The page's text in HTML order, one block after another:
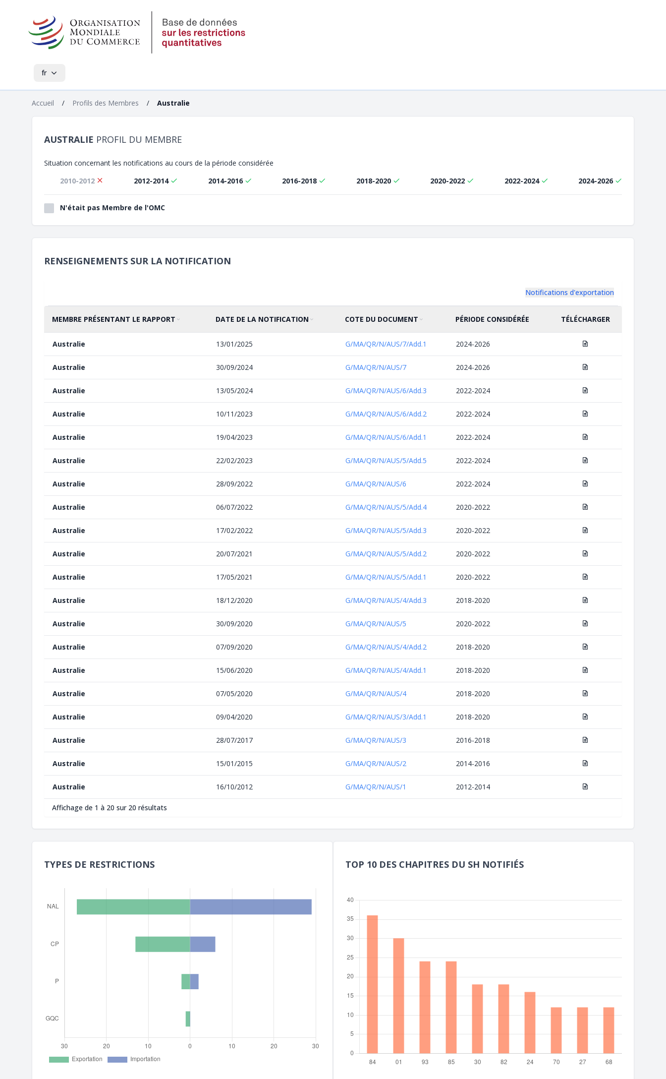
fr
Accueil / Profils des Membres / Australie
AUSTRALIE PROFIL DU MEMBRE
Situation concernant les notifications au cours de la période considérée
2010-2012
2012-2014 2014-2016 2016-2018 2018-2020 2020-2022 2022-2024 2024-2026
N'était pas Membre de l'OMC
RENSEIGNEMENTS SUR LA NOTIFICATION
Notifications d'exportation
TRIER PAR
MEMBRE PRÉSENTANT LE RAPPORT
CROISSANT TRIER PAR
DATE DE LA NOTIFICATION
CROISSANT TRIER PAR
COTE DU DOCUMENT
CROISSANT PÉRIODE CONSIDÉRÉE TÉLÉCHARGER
Australie 13/01/2025 G/MA/QR/N/AUS/7/Add.1 2024-2026
Australie 30/09/2024 G/MA/QR/N/AUS/7 2024-2026
Australie 13/05/2024 G/MA/QR/N/AUS/6/Add.3 2022-2024
Australie 10/11/2023 G/MA/QR/N/AUS/6/Add.2 2022-2024
Australie 19/04/2023 G/MA/QR/N/AUS/6/Add.1 2022-2024
Australie 22/02/2023 G/MA/QR/N/AUS/5/Add.5 2022-2024
Australie 28/09/2022 G/MA/QR/N/AUS/6 2022-2024
Australie 06/07/2022 G/MA/QR/N/AUS/5/Add.4 2020-2022
Australie 17/02/2022 G/MA/QR/N/AUS/5/Add.3 2020-2022
Australie 20/07/2021 G/MA/QR/N/AUS/5/Add.2 2020-2022
Australie 17/05/2021 G/MA/QR/N/AUS/5/Add.1 2020-2022
Australie 18/12/2020 G/MA/QR/N/AUS/4/Add.3 2018-2020
Australie 30/09/2020 G/MA/QR/N/AUS/5 2020-2022
Australie 07/09/2020 G/MA/QR/N/AUS/4/Add.2 2018-2020
Australie 15/06/2020 G/MA/QR/N/AUS/4/Add.1 2018-2020
Australie 07/05/2020 G/MA/QR/N/AUS/4 2018-2020
Australie 09/04/2020 G/MA/QR/N/AUS/3/Add.1 2018-2020
Australie 28/07/2017 G/MA/QR/N/AUS/3 2016-2018
Australie 15/01/2015 G/MA/QR/N/AUS/2 2014-2016
Australie 16/10/2012 G/MA/QR/N/AUS/1 2012-2014
Affichage de 1 à 20 sur 20 résultats
TYPES DE RESTRICTIONS TOP 10 DES CHAPITRES DU SH NOTIFIÉS